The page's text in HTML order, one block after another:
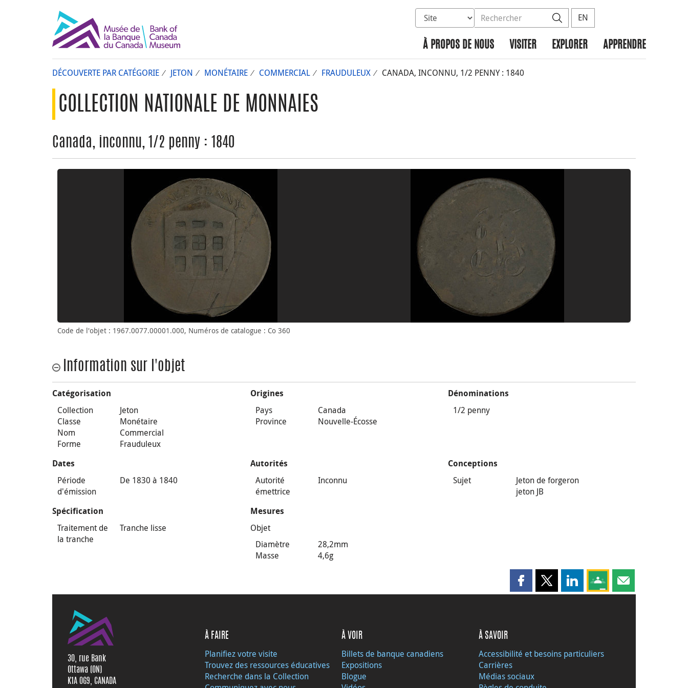
Sélectionnez la base de données à rechercher
Rechercher dans le site Rechercher
EN
À PROPOS DE NOUS VISITER EXPLORER APPRENDRE
DÉCOUVERTE PAR CATÉGORIE JETON MONÉTAIRE COMMERCIAL FRAUDULEUX CANADA, INCONNU, 1/2 PENNY : 1840
COLLECTION NATIONALE DE MONNAIES
Canada, inconnu, 1/2 penny : 1840
Code de l'objet : 1967.0077.00001.000, Numéros de catalogue : Co 360
Information sur l'objet
Catégorisation
Collection
Jeton
Classe
Monétaire
Nom
Commercial
Forme
Frauduleux
Origines
Pays
Canada
Province
Nouvelle-Écosse
Dénominations
1/2 penny
Dates
Période
d'émission
De 1830 à 1840
Autorités
Autorité
émettrice
Inconnu
Conceptions
Sujet
Jeton de forgeron
jeton JB
Spécification
Traitement de
la tranche
Tranche lisse
Mesures
Objet
Diamètre
28,2mm
Masse
4,6g
Partager cette page sur Facebook
Partager cette page sur X
Partager cette page sur
Partagez cette page sur
Partager cette
30, rue Bank
Ottawa (ON)
K1A 0G9, CANADA
À FAIRE
Planifiez votre visite
Trouvez des ressources éducatives
Recherche dans la Collection
À VOIR
Billets de banque canadiens
Expositions
Blogue
À SAVOIR
Accessibilité et besoins particuliers
Carrières
Médias sociaux